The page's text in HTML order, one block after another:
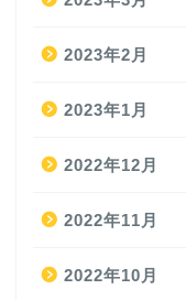
2023年2月
2023年1月
2022年12月
2022年11月
2022年10月